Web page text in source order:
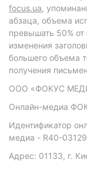
focus.ua,
абзаца, объема
превышать 50% от
изменения
большего объема
получения
ООО «ФОКУС
Онлайн-медиа
Идентификатор
медиа - R40-03129
Адрес: 01133, г.